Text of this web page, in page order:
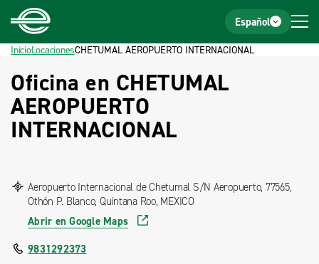
Inicio
Pie de página
Español
InicioLocacionesCHETUMAL AEROPUERTO INTERNACIONAL
Oficina en CHETUMAL
AEROPUERTO
INTERNACIONAL
Aeropuerto Internacional de Chetumal S/N Aeropuerto, 77565,
Othón P. Blanco, Quintana Roo, MEXICO
Abrir en Google Maps
9831292373